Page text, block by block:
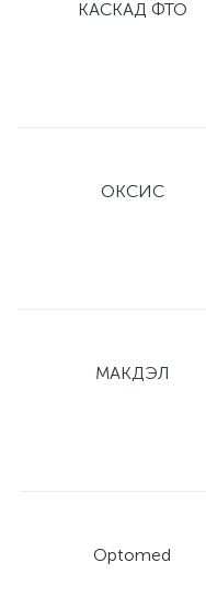
КАСКАД ФТО
ОКСИС
МАКДЭЛ
Optomed